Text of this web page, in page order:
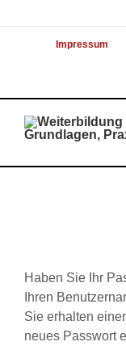
to
Impressum
Haben Sie Ihr
Ihren
Sie erhalten
neues Passwort